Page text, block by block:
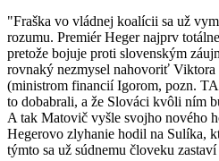
"Fraška vo vládnej koalícii sa už
rozumu. Premiér Heger najprv
pretože bojuje proti slovenským
rovnaký nezmysel nahovoriť Viktora
(ministrom financií Igorom, pozn.
to dobabrali, a že Slováci kvôli ním
A tak Matovič vyšle svojho nového
Hegerovo zlyhanie hodil na Sulíka,
týmto sa už súdnemu človeku